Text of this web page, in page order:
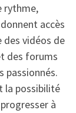
rythme,
accès
des vidéos de
des forums
passionnés.
la possibilité
à